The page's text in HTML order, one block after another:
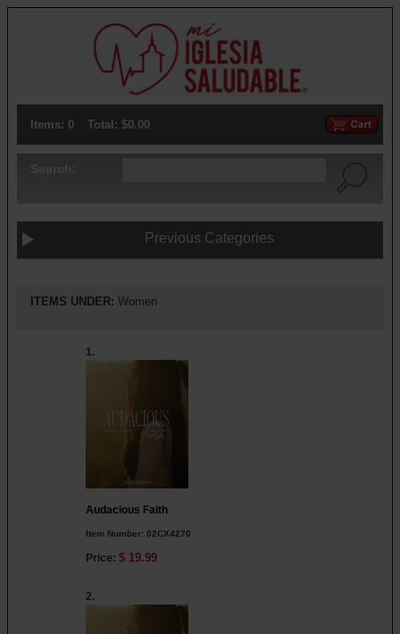
Items: 0 Total: $0.00
Previous Categories
ITEMS UNDER: Women
1.
Audacious Faith
Item Number: 02CX4270
Price: $ 19.99
2.